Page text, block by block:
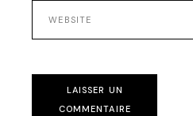
LAISSER UN
COMMENTAIRE